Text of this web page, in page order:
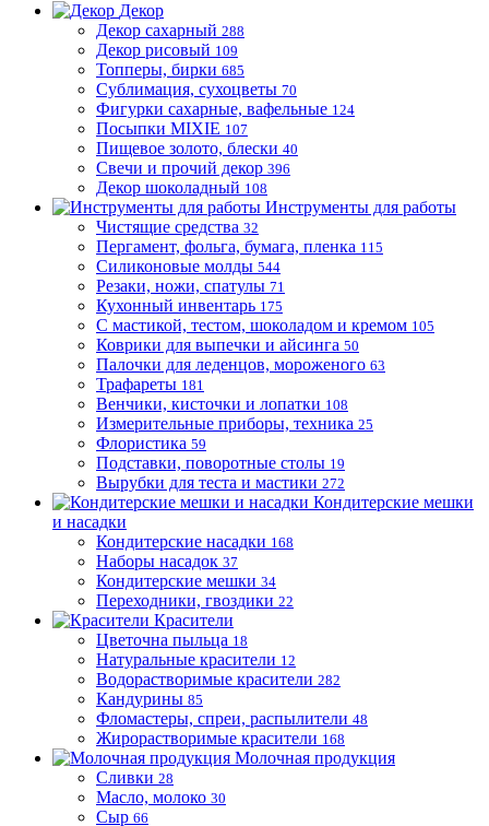
Декор
Декор сахарный 288
Декор рисовый 109
Топперы, бирки 685
Сублимация, сухоцветы 70
Фигурки сахарные, вафельные 124
Посыпки MIXIE 107
Пищевое золото, блески 40
Свечи и прочий декор 396
Декор шоколадный 108
Инструменты для работы
Чистящие средства 32
Пергамент, фольга, бумага, пленка 115
Силиконовые молды 544
Резаки, ножи, спатулы 71
Кухонный инвентарь 175
С мастикой, тестом, шоколадом и кремом 105
Коврики для выпечки и айсинга 50
Палочки для леденцов, мороженого 63
Трафареты 181
Венчики, кисточки и лопатки 108
Измерительные приборы, техника 25
Флористика 59
Подставки, поворотные столы 19
Вырубки для теста и мастики 272
Кондитерские мешки
и насадки
Кондитерские насадки 168
Наборы насадок 37
Кондитерские мешки 34
Переходники, гвоздики 22
Красители
Цветочна пыльца 18
Натуральные красители 12
Водорастворимые красители 282
Кандурины 85
Фломастеры, спреи, распылители 48
Жирорастворимые красители 168
Молочная продукция
Сливки 28
Масло, молоко 30
Сыр 66